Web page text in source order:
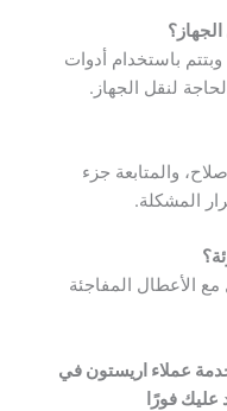
باستخدام أدوات
لنقل الجهاز.
والمتابعة جزء
المشكلة.
الأعطال المفاجئة
عملاء اريستون في